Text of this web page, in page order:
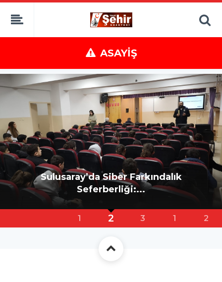
ASAYİŞ
Sulusaray’da Siber Farkındalık
Seferberliği:...
1 2 3 1 2